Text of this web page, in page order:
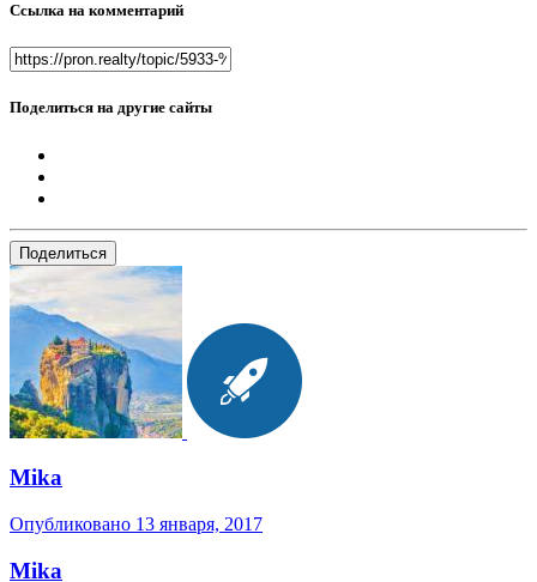
Ссылка на комментарий
Поделиться на другие сайты
Поделиться
Mika
Опубликовано 13 января, 2017
Mika